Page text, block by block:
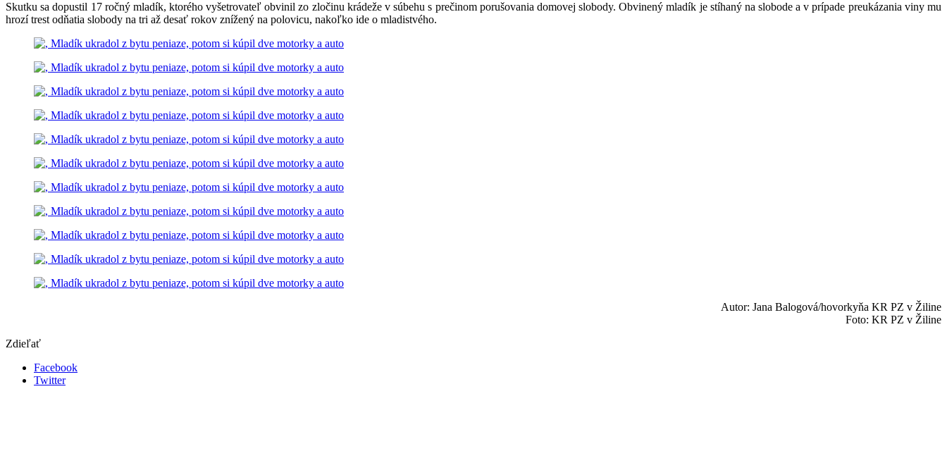
Skutku sa dopustil 17 ročný mladík, ktorého vyšetrovateľ obvinil zo zločinu krádeže v súbehu s prečinom porušovania domovej slobody. Obvinený mladík je stíhaný na slobode a v prípade preukázania viny mu
hrozí trest odňatia slobody na tri až desať rokov znížený na polovicu, nakoľko ide o mladistvého.
Autor: Jana Balogová/hovorkyňa KR PZ v Žiline
Foto: KR PZ v Žiline
Zdieľať
Facebook
Twitter